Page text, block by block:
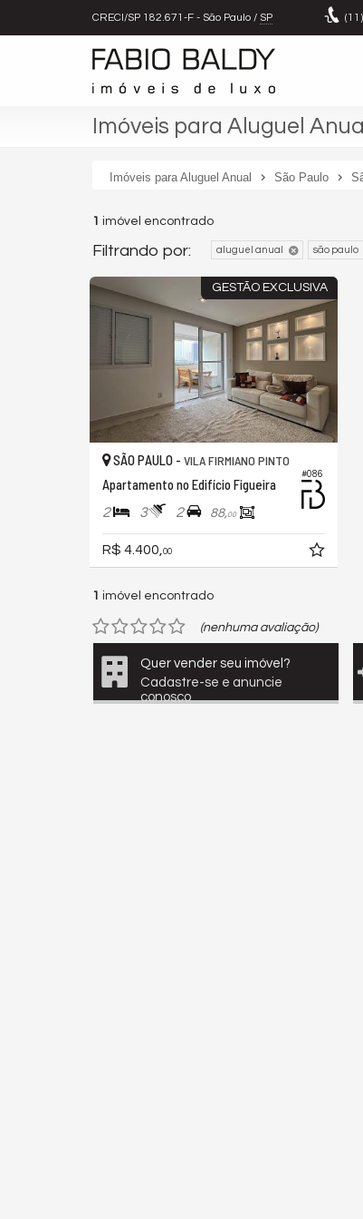
CRECI/SP 182.671-F - São Paulo / SP (11)
Imóveis para Aluguel
Imóveis para Aluguel Anual São Paulo
1 imóvel encontrado
Filtrando por: aluguel anual são paulo
GESTÃO EXCLUSIVA
#086
SÃO PAULO - VILA FIRMIANO PINTO
Apartamento no Edifício Figueira
2 3 2 88,00
R$ 4.400, 00
1 imóvel encontrado
(nenhuma avaliação)
Quer vender seu imóvel?
Cadastre-se e anuncie
conosco